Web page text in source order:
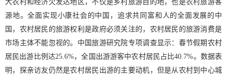
大农村和经济欠发达地区，不仅是乡村旅游目的地，也是农村旅游客
源地。全面实现小康社会的中国，追求共同富和人的全面发展的中
国，农村居民的旅游权利是政府必须关注的，农村居民的旅游消费是
市场主体不能忽视的。中国旅游研究院专项调查显示：春节假期农村
居民出游比例达25.6%，全国出游游客中农村居民占比40.7%。数据表
明，探亲访友仍然是农村居民出游的主要动机，但是从农村到中心城